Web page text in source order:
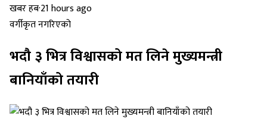
खबर हब·21 hours ago
वर्गीकृत नगरिएको
भदौ ३ भित्र विश्वासको मत लिने मुख्यमन्त्री
बानियाँको तयारी